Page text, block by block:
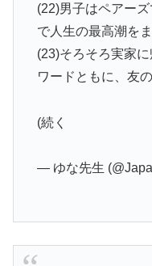
(22)男子はペアー
で人生の最高潮を
(23)そろそろ実家
ワードともに、友
(続く
— ゆな先生